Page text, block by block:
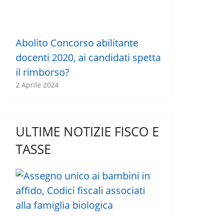
Abolito Concorso abilitante
docenti 2020, ai candidati spetta
il rimborso?
2 Aprile 2024
ULTIME NOTIZIE FISCO E
TASSE